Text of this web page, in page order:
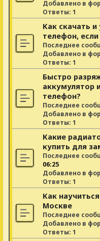
Добавлено в
Ответы: 1
Как скачать и
телефон,
Последнее
Добавлено в
Ответы: 1
Быстро
аккумулятор
телефон?
Последнее
Добавлено в
Ответы: 1
Какие
купить для
Последнее
06:25
Добавлено в
Ответы: 1
Как
Москве
Последнее
Добавлено в
Ответы: 1